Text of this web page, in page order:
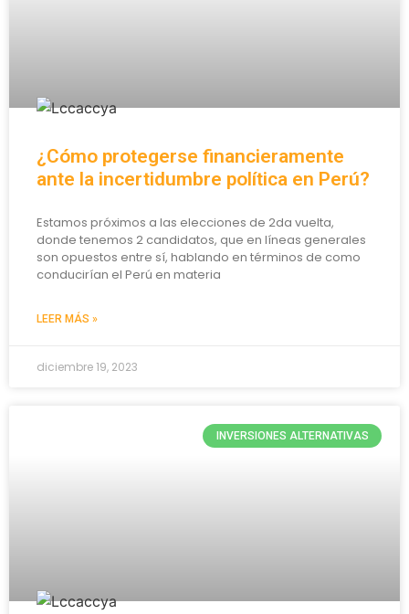
¿Cómo protegerse financieramente
ante la incertidumbre política en Perú?
Estamos próximos a las elecciones de 2da vuelta,
donde tenemos 2 candidatos, que en líneas generales
son opuestos entre sí, hablando en términos de como
conducirían el Perú en materia
LEER MÁS »
diciembre 19, 2023
INVERSIONES ALTERNATIVAS